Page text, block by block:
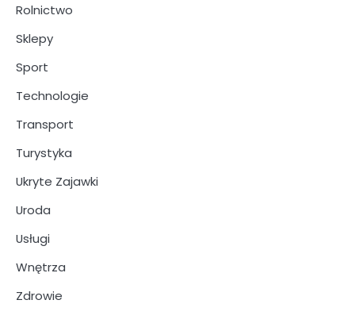
Rolnictwo
Sklepy
Sport
Technologie
Transport
Turystyka
Ukryte Zajawki
Uroda
Usługi
Wnętrza
Zdrowie